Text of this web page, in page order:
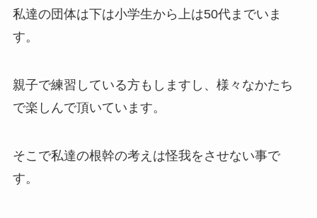
私達の団体は下は小学生から上は50代までいま
す。
親子で練習している方もしますし、様々なかたち
で楽しんで頂いています。
そこで私達の根幹の考えは怪我をさせない事で
す。